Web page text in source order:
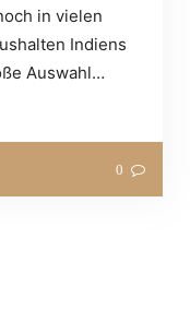
in vielen
Indiens
Auswahl…
0